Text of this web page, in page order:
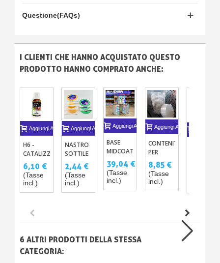
Questione(FAQs)
I CLIENTI CHE HANNO ACQUISTATO QUESTO
PRODOTTO HANNO COMPRATO ANCHE:
Aggiungi Al Carrello
H6 -
CATALIZZATORE
PER
VERNICE
ALL’ACQUA
ACRILICO-
6,10 €
(Tasse
incl.)
Aggiungi Al Carrello
NASTRO
SOTTILE
ADESIVO
X1
2,44 €
(Tasse
incl.)
Aggiungi Al Carrello
BASE
MIDCOAT
MONOCOMPONENTE
TRASPARENTE
AUTO
SOLVENTE
39,04 €
(Tasse
incl.)
Aggiungi Al Carrello
CONTENITORE
PER
MISCELAZIONE
CON
COPERCHIO
8,85 €
(Tasse
incl.)
6 ALTRI PRODOTTI DELLA STESSA
CATEGORIA: